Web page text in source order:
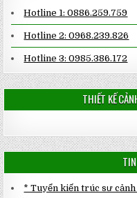
Hotline 1: 0886.259.759
Hotline 2: 0968.239.826
Hotline 3: 0985.386.172
THIẾT KẾ
* Tuyển kiến trúc sư cảnh